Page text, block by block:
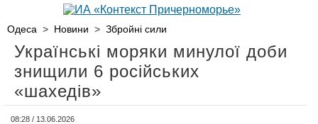
Одеса > Новини > Збройні сили
Українські моряки минулої доби
знищили 6 російських
«шахедів»
08:28 / 13.06.2026